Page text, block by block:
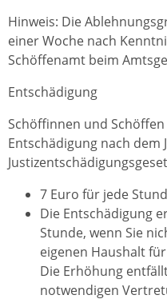
Hinweis: Die
einer Woche nach
Schöffenamt beim
Entschädigung
Schöffinnen und
Entschädigung nach dem
7 Euro für jede
Die Entschädigung
Stunde, wenn Sie
eigenen Haushalt
Die Erhöhung
notwendigen